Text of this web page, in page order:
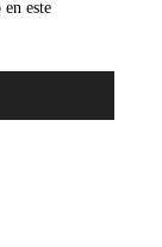
este